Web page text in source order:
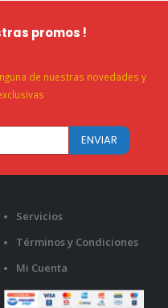
promos !
de nuestras novedades y
Servicios
Términos y Condiciones
Mi Cuenta